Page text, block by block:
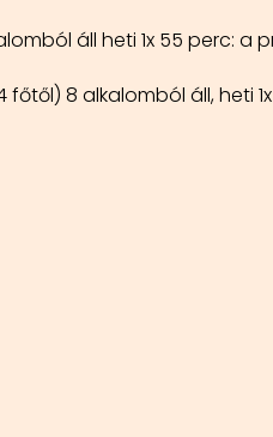
áll heti 1x 55 perc: a
8 alkalomból áll, heti